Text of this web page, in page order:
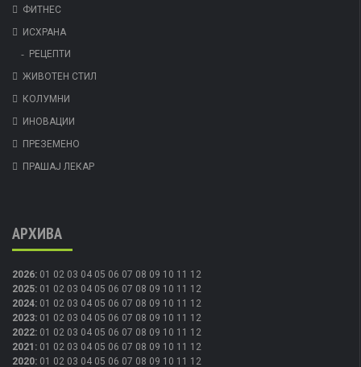
ФИТНЕС
ИСХРАНА
РЕЦЕПТИ
ЖИВОТЕН СТИЛ
КОЛУМНИ
ИНОВАЦИИ
ПРЕЗЕМЕНО
ПРАШАЈ ЛЕКАР
АРХИВА
2026: 01 02 03 04 05 06 07 08 09 10 11 12
2025: 01 02 03 04 05 06 07 08 09 10 11 12
2024: 01 02 03 04 05 06 07 08 09 10 11 12
2023: 01 02 03 04 05 06 07 08 09 10 11 12
2022: 01 02 03 04 05 06 07 08 09 10 11 12
2021 : 01 02 03 04 05 06 07 08 09 10 11 12
2020: 01 02 03 04 05 06 07 08 09 10 11 12